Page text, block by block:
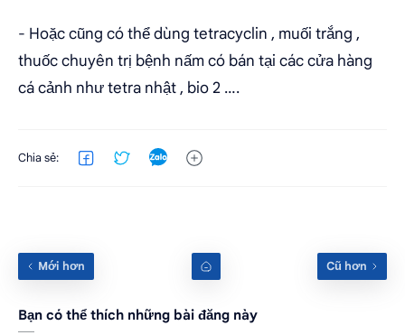
- Hoặc cũng có thể dùng tetracyclin , muối trắng ,
thuốc chuyên trị bệnh nấm có bán tại các cửa hàng
cá cảnh như tetra nhật , bio 2 ….
Bạn có thể thích những bài đăng này